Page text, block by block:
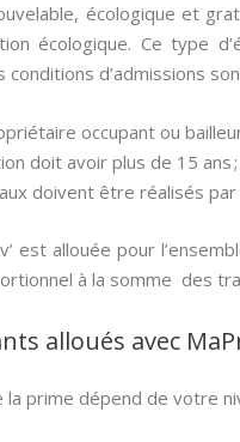
écologique et
écologique. Ce type
conditions d’admissions
occupant ou
doit avoir plus de 15 ans ;
doivent être réalisés
est allouée pour
à la somme des
alloués avec
la prime dépend de votre